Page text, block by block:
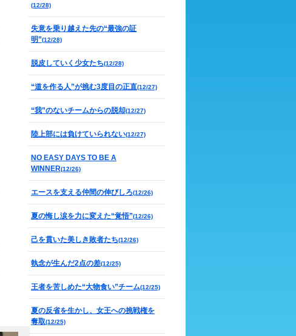
(12/28)
失意を乗り越えた先の“最強の証
明”(12/28)
脱皮していく少女たち(12/28)
“道を作る人”が挑む3度目の正直(12/27)
“我”のないチームからの脱却(12/27)
陸上部には負けていられない(12/27)
NO EASY DAYS TO BE A
WINNER(12/26)
エースを支える仲間の伸びしろ(12/26)
夏の悔し涙を力に変えた“覚悟”(12/26)
己を貫いた美しき敗者たち(12/26)
執念が生んだ2点の差(12/25)
王者を苦しめた“大物食い”チーム(12/25)
夏の反省を生かし、女王への挑戦権を
奪取(12/25)